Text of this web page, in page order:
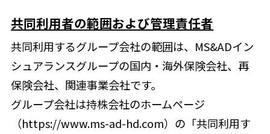
共同利用者の範囲および管理責任者
共同利用するグループ会社の範囲は、MS&ADイン
シュアランスグループの国内・海外保険会社、再
保険会社、関連事業会社です。
グループ会社は持株会社のホームページ
（https://www.ms-ad-hd.com）の「共同利用す